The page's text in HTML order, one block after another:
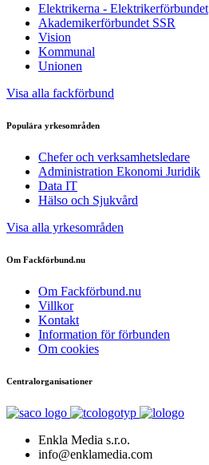
Elektrikerna - Elektrikerförbundet
Akademikerförbundet SSR
Vision
Kommunal
Unionen
Visa alla fackförbund
Populära yrkesområden
Chefer och verksamhetsledare
Administration Ekonomi Juridik
Data IT
Hälso och Sjukvård
Visa alla yrkesområden
Om Fackförbund.nu
Om Fackförbund.nu
Villkor
Kontakt
Information för förbunden
Om cookies
Centralorganisationer
Enkla Media s.r.o.
info@enklamedia.com